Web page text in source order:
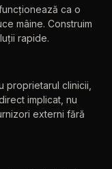
ca o
mâine. Construim
rapide.
proprietarul clinicii,
implicat, nu
externi fără